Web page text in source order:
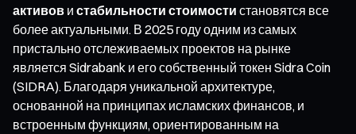
активов и стабильности стоимости становятся все
более актуальными. В 2025 году одним из самых
пристально отслеживаемых проектов на рынке
является Sidrabank и его собственный токен Sidra Coin
(SIDRA). Благодаря уникальной архитектуре,
основанной на принципах исламских финансов, и
встроенным функциям, ориентированным на